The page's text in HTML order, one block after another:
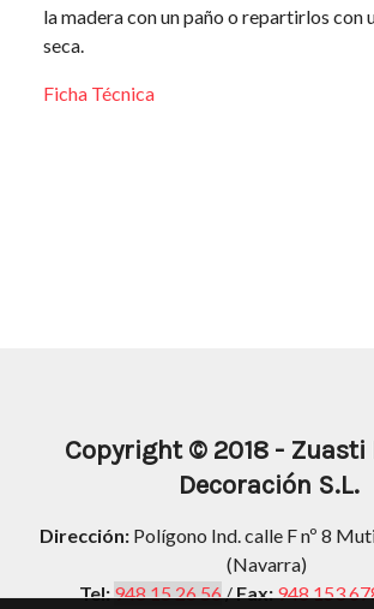
la madera con un paño o repartirlos con
seca.
Ficha Técnica
Copyright© 2018 - Zuasti
Decoración S.L.
Dirección: Polígono Ind. calle F nº 8
(Navarra)
Tel:948 15 26 56/Fax:948 153